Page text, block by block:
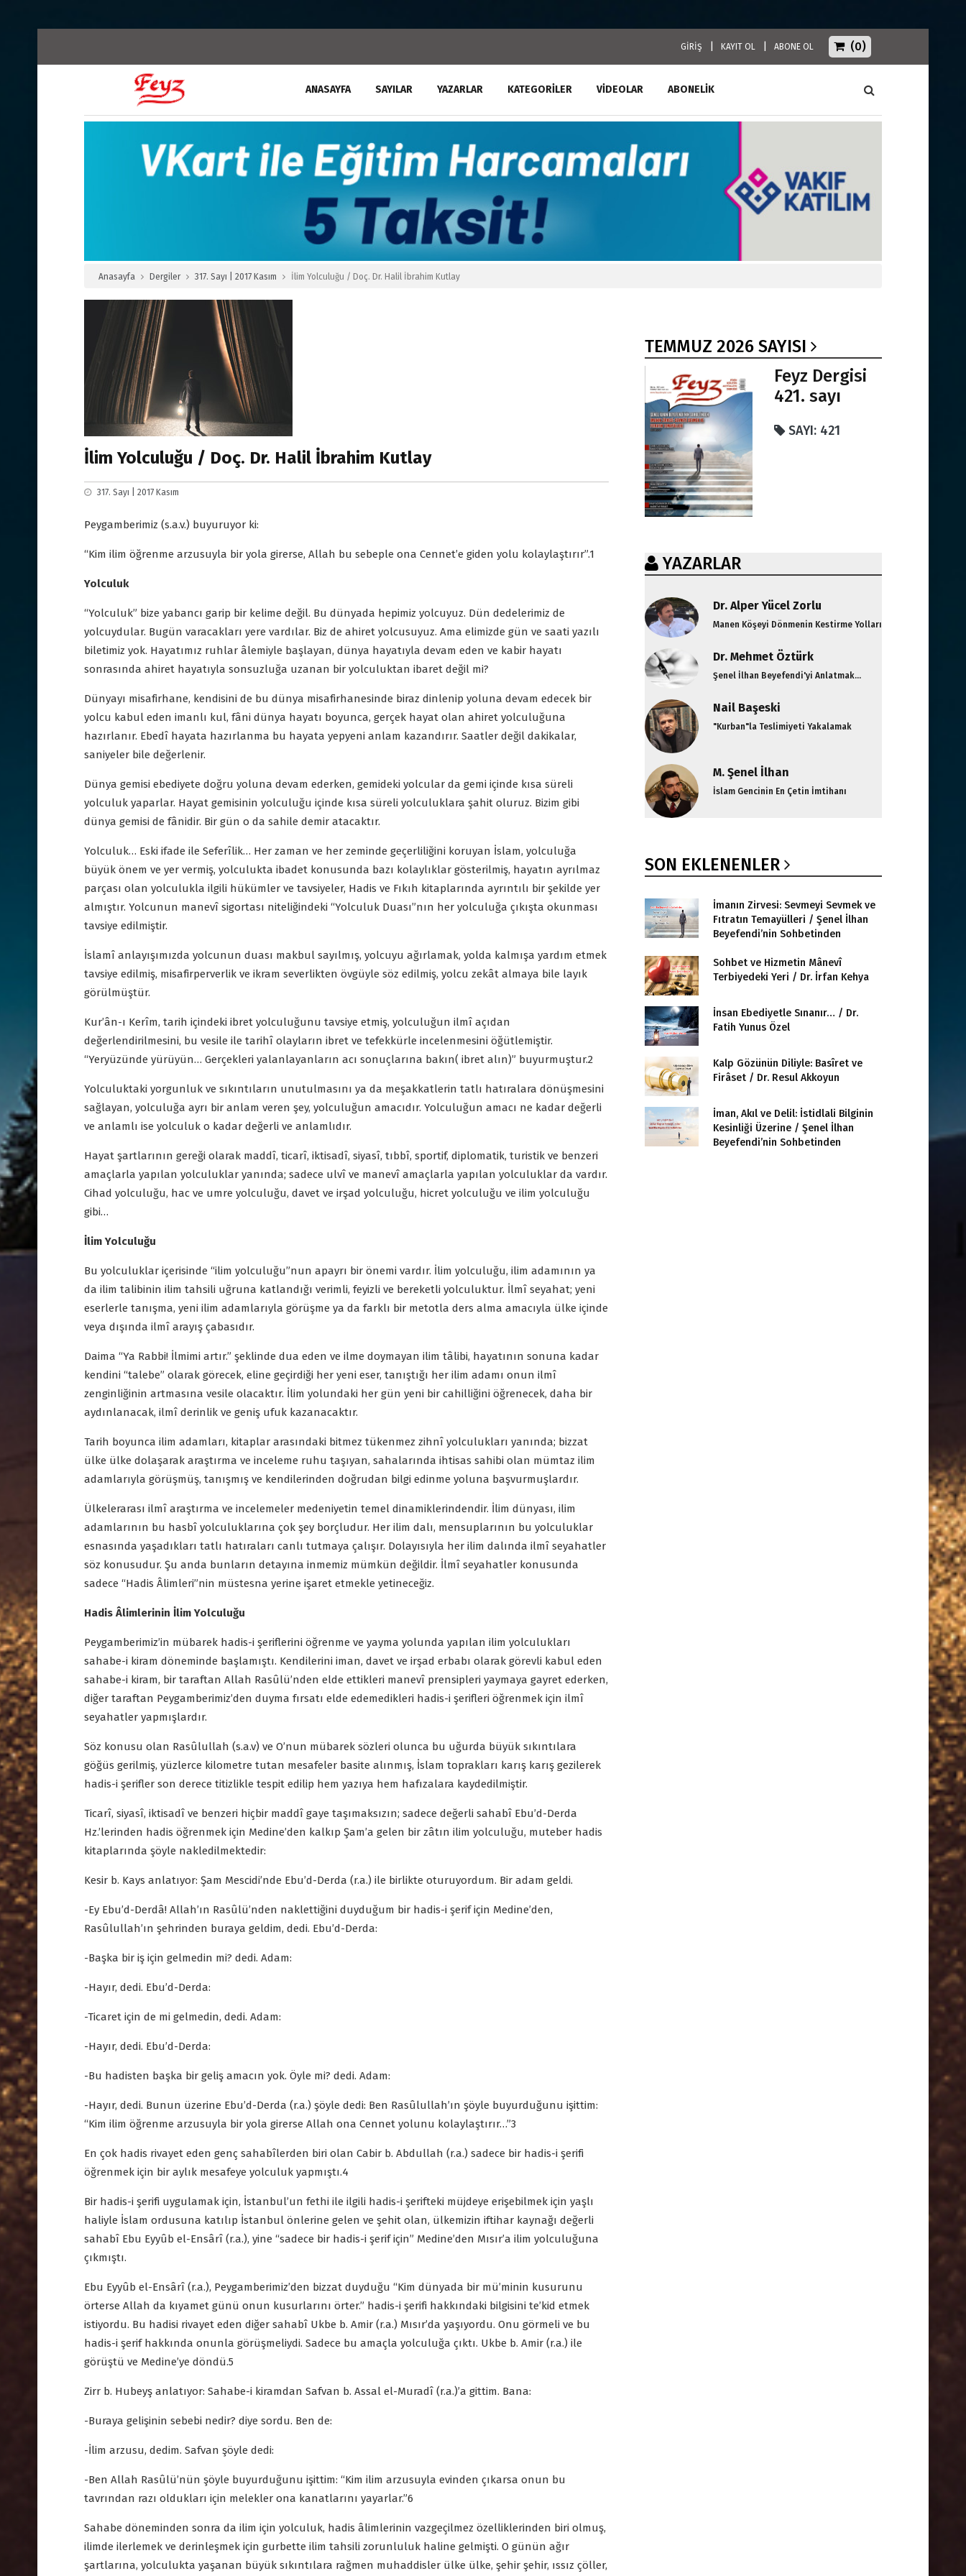
GİRİŞ KAYIT OL ABONE OL (0)
ANASAYFA SAYILAR YAZARLAR KATEGORILER VIDEOLAR ABONELİK
Anasayfa Dergiler 317. Sayı | 2017 Kasım İlim Yolculuğu / Doç. Dr. Halil İbrahim Kutlay
İlim Yolculuğu / Doç. Dr. Halil İbrahim Kutlay
317. Sayı | 2017 Kasım
Peygamberimiz (s.a.v.) buyuruyor ki:
“Kim ilim öğrenme arzusuyla bir yola girerse, Allah bu sebeple ona Cennet’e giden yolu kolaylaştırır”.1
Yolculuk
“Yolculuk” bize yabancı garip bir kelime değil. Bu dünyada hepimiz yolcuyuz. Dün dedelerimiz de
yolcuydular. Bugün varacakları yere vardılar. Biz de ahiret yolcusuyuz. Ama elimizde gün ve saati yazılı
biletimiz yok. Hayatımız ruhlar âlemiyle başlayan, dünya hayatıyla devam eden ve kabir hayatı
sonrasında ahiret hayatıyla sonsuzluğa uzanan bir yolculuktan ibaret değil mi?
Dünyayı misafirhane, kendisini de bu dünya misafirhanesinde biraz dinlenip yoluna devam edecek bir
yolcu kabul eden imanlı kul, fâni dünya hayatı boyunca, gerçek hayat olan ahiret yolculuğuna
hazırlanır. Ebedî hayata hazırlanma bu hayata yepyeni anlam kazandırır. Saatler değil dakikalar,
saniyeler bile değerlenir.
Dünya gemisi ebediyete doğru yoluna devam ederken, gemideki yolcular da gemi içinde kısa süreli
yolculuk yaparlar. Hayat gemisinin yolculuğu içinde kısa süreli yolculuklara şahit oluruz. Bizim gibi
dünya gemisi de fânidir. Bir gün o da sahile demir atacaktır.
Yolculuk… Eski ifade ile Seferîlik… Her zaman ve her zeminde geçerliliğini koruyan İslam, yolculuğa
büyük önem ve yer vermiş, yolculukta ibadet konusunda bazı kolaylıklar gösterilmiş, hayatın ayrılmaz
parçası olan yolculukla ilgili hükümler ve tavsiyeler, Hadis ve Fıkıh kitaplarında ayrıntılı bir şekilde yer
almıştır. Yolcunun manevî sigortası niteliğindeki “Yolculuk Duası”nın her yolculuğa çıkışta okunması
tavsiye edilmiştir.
İslamî anlayışımızda yolcunun duası makbul sayılmış, yolcuyu ağırlamak, yolda kalmışa yardım etmek
tavsiye edilmiş, misafirperverlik ve ikram severlikten övgüyle söz edilmiş, yolcu zekât almaya bile layık
görülmüştür.
Kur’ân-ı Kerîm, tarih içindeki ibret yolculuğunu tavsiye etmiş, yolculuğun ilmî açıdan
değerlendirilmesini, bu vesile ile tarihî olayların ibret ve tefekkürle incelenmesini öğütlemiştir.
“Yeryüzünde yürüyün… Gerçekleri yalanlayanların acı sonuçlarına bakın( ibret alın)” buyurmuştur.2
Yolculuktaki yorgunluk ve sıkıntıların unutulmasını ya da meşakkatlerin tatlı hatıralara dönüşmesini
sağlayan, yolculuğa ayrı bir anlam veren şey, yolculuğun amacıdır. Yolculuğun amacı ne kadar değerli
ve anlamlı ise yolculuk o kadar değerli ve anlamlıdır.
Hayat şartlarının gereği olarak maddî, ticarî, iktisadî, siyasî, tıbbî, sportif, diplomatik, turistik ve benzeri
amaçlarla yapılan yolculuklar yanında; sadece ulvî ve manevî amaçlarla yapılan yolculuklar da vardır.
Cihad yolculuğu, hac ve umre yolculuğu, davet ve irşad yolculuğu, hicret yolculuğu ve ilim yolculuğu
gibi…
İlim Yolculuğu
Bu yolculuklar içerisinde “ilim yolculuğu”nun apayrı bir önemi vardır. İlim yolculuğu, ilim adamının ya
da ilim talibinin ilim tahsili uğruna katlandığı verimli, feyizli ve bereketli yolculuktur. İlmî seyahat; yeni
eserlerle tanışma, yeni ilim adamlarıyla görüşme ya da farklı bir metotla ders alma amacıyla ülke içinde
veya dışında ilmî arayış çabasıdır.
Daima “Ya Rabbi! İlmimi artır.” şeklinde dua eden ve ilme doymayan ilim tâlibi, hayatının sonuna kadar
kendini “talebe” olarak görecek, eline geçirdiği her yeni eser, tanıştığı her ilim adamı onun ilmî
zenginliğinin artmasına vesile olacaktır. İlim yolundaki her gün yeni bir cahilliğini öğrenecek, daha bir
aydınlanacak, ilmî derinlik ve geniş ufuk kazanacaktır.
Tarih boyunca ilim adamları, kitaplar arasındaki bitmez tükenmez zihnî yolculukları yanında; bizzat
ülke ülke dolaşarak araştırma ve inceleme ruhu taşıyan, sahalarında ihtisas sahibi olan mümtaz ilim
adamlarıyla görüşmüş, tanışmış ve kendilerinden doğrudan bilgi edinme yoluna başvurmuşlardır.
Ülkelerarası ilmî araştırma ve incelemeler medeniyetin temel dinamiklerindendir. İlim dünyası, ilim
adamlarının bu hasbî yolculuklarına çok şey borçludur. Her ilim dalı, mensuplarının bu yolculuklar
esnasında yaşadıkları tatlı hatıraları canlı tutmaya çalışır. Dolayısıyla her ilim dalında ilmî seyahatler
söz konusudur. Şu anda bunların detayına inmemiz mümkün değildir. İlmî seyahatler konusunda
sadece “Hadis Âlimleri”nin müstesna yerine işaret etmekle yetineceğiz.
Hadis Âlimlerinin İlim Yolculuğu
Peygamberimiz’in mübarek hadis-i şeriflerini öğrenme ve yayma yolunda yapılan ilim yolculukları
sahabe-i kiram döneminde başlamıştı. Kendilerini iman, davet ve irşad erbabı olarak görevli kabul eden
sahabe-i kiram, bir taraftan Allah Rasûlü’nden elde ettikleri manevî prensipleri yaymaya gayret ederken,
diğer taraftan Peygamberimiz’den duyma fırsatı elde edemedikleri hadis-i şerifleri öğrenmek için ilmî
seyahatler yapmışlardır.
Söz konusu olan Rasûlullah (s.a.v) ve O’nun mübarek sözleri olunca bu uğurda büyük sıkıntılara
göğüs gerilmiş, yüzlerce kilometre tutan mesafeler basite alınmış, İslam toprakları karış karış gezilerek
hadis-i şerifler son derece titizlikle tespit edilip hem yazıya hem hafızalara kaydedilmiştir.
Ticarî, siyasî, iktisadî ve benzeri hiçbir maddî gaye taşımaksızın; sadece değerli sahabî Ebu’d-Derda
Hz.’lerinden hadis öğrenmek için Medine’den kalkıp Şam’a gelen bir zâtın ilim yolculuğu, muteber hadis
kitaplarında şöyle nakledilmektedir:
Kesir b. Kays anlatıyor: Şam Mescidi’nde Ebu’d-Derda (r.a.) ile birlikte oturuyordum. Bir adam geldi.
-Ey Ebu’d-Derdâ! Allah’ın Rasûlü’nden naklettiğini duyduğum bir hadis-i şerif için Medine’den,
Rasûlullah’ın şehrinden buraya geldim, dedi. Ebu’d-Derda:
-Başka bir iş için gelmedin mi? dedi. Adam:
-Hayır, dedi. Ebu’d-Derda:
-Ticaret için de mi gelmedin, dedi. Adam:
-Hayır, dedi. Ebu’d-Derda:
-Bu hadisten başka bir geliş amacın yok. Öyle mi? dedi. Adam:
-Hayır, dedi. Bunun üzerine Ebu’d-Derda (r.a.) şöyle dedi: Ben Rasûlullah’ın şöyle buyurduğunu işittim:
“Kim ilim öğrenme arzusuyla bir yola girerse Allah ona Cennet yolunu kolaylaştırır…”3
En çok hadis rivayet eden genç sahabîlerden biri olan Cabir b. Abdullah (r.a.) sadece bir hadis-i şerifi
öğrenmek için bir aylık mesafeye yolculuk yapmıştı.4
Bir hadis-i şerifi uygulamak için, İstanbul’un fethi ile ilgili hadis-i şerifteki müjdeye erişebilmek için yaşlı
haliyle İslam ordusuna katılıp İstanbul önlerine gelen ve şehit olan, ülkemizin iftihar kaynağı değerli
sahabî Ebu Eyyûb el-Ensârî (r.a.), yine “sadece bir hadis-i şerif için” Medine’den Mısır’a ilim yolculuğuna
çıkmıştı.
Ebu Eyyûb el-Ensârî (r.a.), Peygamberimiz’den bizzat duyduğu “Kim dünyada bir mü’minin kusurunu
örterse Allah da kıyamet günü onun kusurlarını örter.” hadis-i şerifi hakkındaki bilgisini te’kid etmek
istiyordu. Bu hadisi rivayet eden diğer sahabî Ukbe b. Amir (r.a.) Mısır’da yaşıyordu. Onu görmeli ve bu
hadis-i şerif hakkında onunla görüşmeliydi. Sadece bu amaçla yolculuğa çıktı. Ukbe b. Amir (r.a.) ile
görüştü ve Medine’ye döndü.5
Zirr b. Hubeyş anlatıyor: Sahabe-i kiramdan Safvan b. Assal el-Muradî (r.a.)’a gittim. Bana:
-Buraya gelişinin sebebi nedir? diye sordu. Ben de:
-İlim arzusu, dedim. Safvan şöyle dedi:
-Ben Allah Rasûlü’nün şöyle buyurduğunu işittim: “Kim ilim arzusuyla evinden çıkarsa onun bu
tavrından razı oldukları için melekler ona kanatlarını yayarlar.”6
Sahabe döneminden sonra da ilim için yolculuk, hadis âlimlerinin vazgeçilmez özelliklerinden biri olmuş,
ilimde ilerlemek ve derinleşmek için gurbette ilim tahsili zorunluluk haline gelmişti. O günün ağır
şartlarına, yolculukta yaşanan büyük sıkıntılara rağmen muhaddisler ülke ülke, şehir şehir, ıssız çöller,
TEMMUZ 2026 SAYISI
Feyz Dergisi
421. sayı
SAYI: 421
YAZARLAR
Dr. Alper Yücel Zorlu
Manen Köşeyi Dönmenin Kestirme Yolları
Dr. Mehmet Öztürk
Şenel İlhan Beyefendi'yi Anlatmak...
Nail Başeski
"Kurban"la Teslimiyeti Yakalamak
M. Şenel İlhan
İslam Gencinin En Çetin İmtihanı
SON EKLENENLER
İmanın Zirvesi: Sevmeyi Sevmek ve
Fıtratın Temayülleri / Şenel İlhan
Beyefendi’nin Sohbetinden
Sohbet ve Hizmetin Mânevî
Terbiyedeki Yeri / Dr. İrfan Kehya
İnsan Ebediyetle Sınanır… / Dr.
Fatih Yunus Özel
Kalp Gözünün Diliyle: Basîret ve
Firâset / Dr. Resul Akkoyun
İman, Akıl ve Delil: İstidlali Bilginin
Kesinliği Üzerine / Şenel İlhan
Beyefendi’nin Sohbetinden